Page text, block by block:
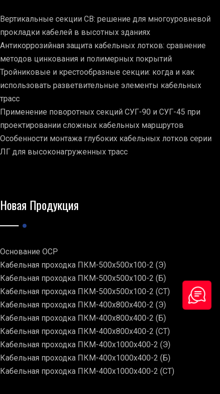
Вертикальные секции СВ: решение для многоуровневой
прокладки кабелей в высотных зданиях
Антикоррозийная защита кабельных лотков: сравнение
методов цинкования и полимерных покрытий
Тройниковые и крестообразные секции: когда и как
использовать разветвительные элементы кабельных
трасс
Применение поворотных секций СУГ-90 и СУГ-45 при
проектировании сложных кабельных маршрутов
Особенности монтажа глубоких кабельных лотков серии
ЛГ для высоконагруженных трасс
Новая Продукция
Основание ОСР
Кабельная проходка ПКМ-500х500х100-2 (Э)
Кабельная проходка ПКМ-500х500х100-2 (Б)
Кабельная проходка ПКМ-500х500х100-2 (СТ)
Кабельная проходка ПКМ-400х800х400-2 (Э)
Кабельная проходка ПКМ-400х800х400-2 (Б)
Кабельная проходка ПКМ-400х800х400-2 (СТ)
Кабельная проходка ПКМ-400х1000х400-2 (Э)
Кабельная проходка ПКМ-400х1000х400-2 (Б)
Кабельная проходка ПКМ-400х1000х400-2 (СТ)